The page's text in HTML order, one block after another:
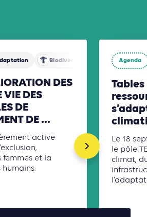
Biodiversité
DES
DES
DE
DE ...
active
femmes et la
Agenda
Le 18
le pôle
climat,